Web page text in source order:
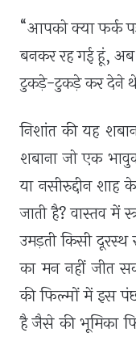
“आपको क्या फर्क
बनकर रह गई हूं,
टुकड़े-टुकड़े कर देने
निशांत की यह
शबाना जो एक
या नसीरुद्दीन
जाती है? वास्तव में
उमड़ती किसी दूरस्थ
का मन नहीं जीत
की फिल्मों में इस
है जैसे की भूमिका